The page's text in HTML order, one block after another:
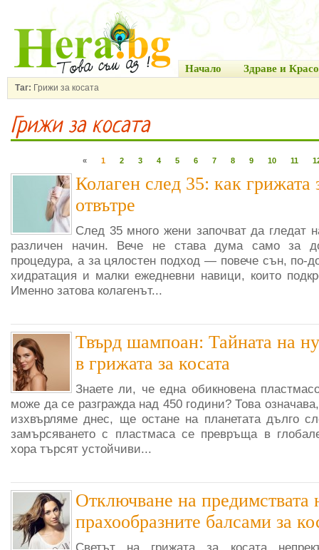
Начало Здраве и
Таг: Грижи за косата
Грижи за косата
« 1 2 3 4 5 6 7 8 9 10 11
Колаген след 35: как грижата
отвътре
След 35 много жени започват да гледат
различен начин. Вече не става дума само за
процедура, а за цялостен подход — повече сън, по-
хидратация и малки ежедневни навици, които
Именно затова колагенът...
Твърд шампоан: Тайната на
в грижата за косата
Знаете ли, че една обикновена
може да се разгражда над 450 години? Това
изхвърляме днес, ще остане на планетата дълго
замърсяването с пластмаса се превръща в
хора търсят устойчиви...
Отключване на предимствата
прахообразните балсами за
Светът на грижата за косата